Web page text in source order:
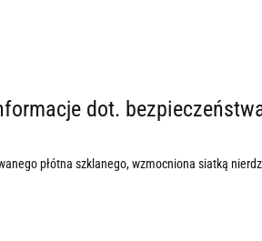
dot.
płótna szklanego, wzmocniona siatką